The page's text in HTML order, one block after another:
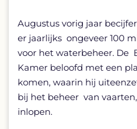
Augustus vorig jaar
er jaarlijks ongeveer 100
voor het waterbeheer. De
Kamer beloofd met een
komen, waarin hij
bij het beheer van
inlopen.